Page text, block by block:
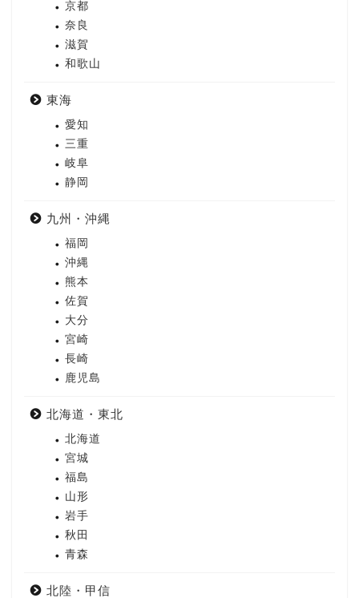
京都
奈良
滋賀
和歌山
東海
愛知
三重
岐阜
静岡
九州・沖縄
福岡
沖縄
熊本
佐賀
大分
宮崎
長崎
鹿児島
北海道・東北
北海道
宮城
福島
山形
岩手
秋田
青森
北陸・甲信